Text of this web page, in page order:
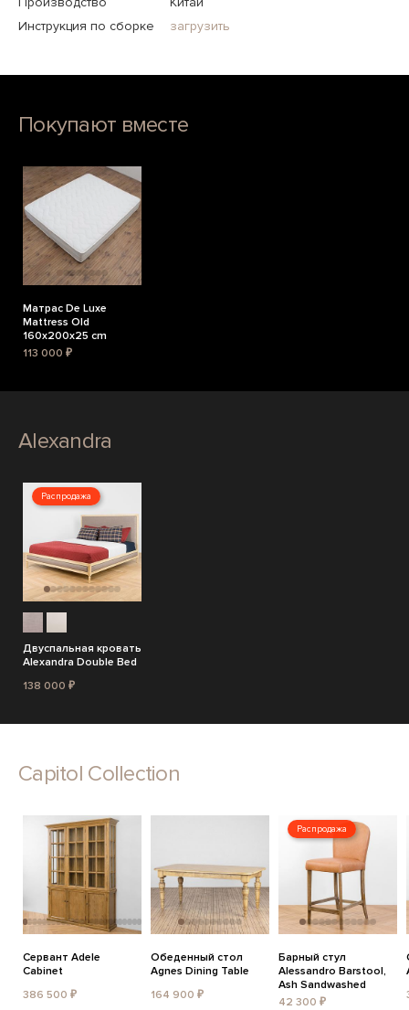
Инструкция по сборке
загрузить
Покупают вместе
Матрас De Luxe
Mattress Old
160x200x25 cm
113 000 ₽
Alexandra
Распродажа
Двуспальная кровать
Alexandra Double Bed
138 000 ₽
Capitol Collection
Сервант Adele
Cabinet
386 500 ₽
Обеденный стол
Agnes Dining Table
164 900 ₽
Распродажа
Барный стул
Alessandro Barstool,
Ash Sandwashed
42 300 ₽